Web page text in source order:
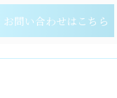
お問い合わせはこちら